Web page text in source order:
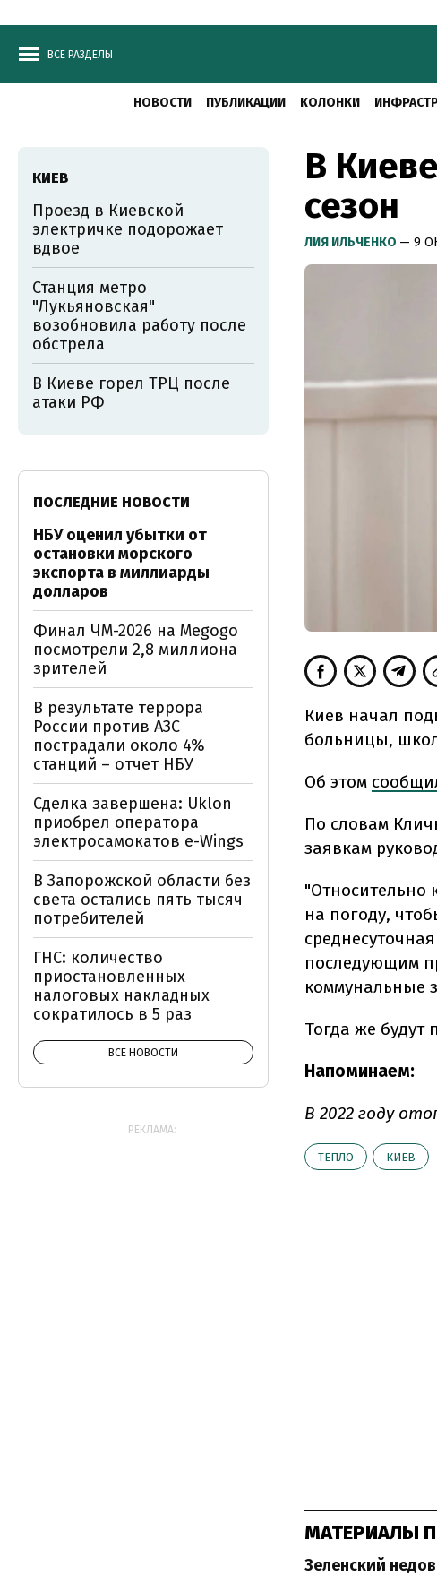
ВСЕ РАЗДЕЛЫ
НОВОСТИ ПУБЛИКАЦИИ КОЛОНКИ
В
сезон
ЛИЯ ИЛЬЧЕНКО — 9
Киев начал
больницы,
Об этом
По словам
заявкам
"Относительно
на погоду,
последующим
коммунальные
Тогда же
Напоминаем:
В 2022 году
ТЕПЛО КИЕВ
МАТЕРИАЛЫ
Зеленский
КИЕВ
Проезд в Киевской
электричке подорожает
вдвое
Станция метро
"Лукьяновская"
возобновила работу после
обстрела
В Киеве горел ТРЦ после
атаки РФ
ПОСЛЕДНИЕ НОВОСТИ
НБУ оценил убытки от
остановки морского
экспорта в миллиарды
долларов
Финал ЧМ-2026 на Megogo
посмотрели 2,8 миллиона
зрителей
В результате террора
России против АЗС
пострадали около 4%
станций – отчет НБУ
Сделка завершена: Uklon
приобрел оператора
электросамокатов e-Wings
В Запорожской области без
света остались пять тысяч
потребителей
ГНС: количество
приостановленных
налоговых накладных
сократилось в 5 раз
ВСЕ НОВОСТИ
РЕКЛАМА: